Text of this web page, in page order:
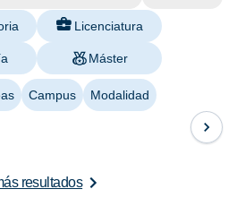
Licenciatura
Máster
Campus Modalidad
resultados